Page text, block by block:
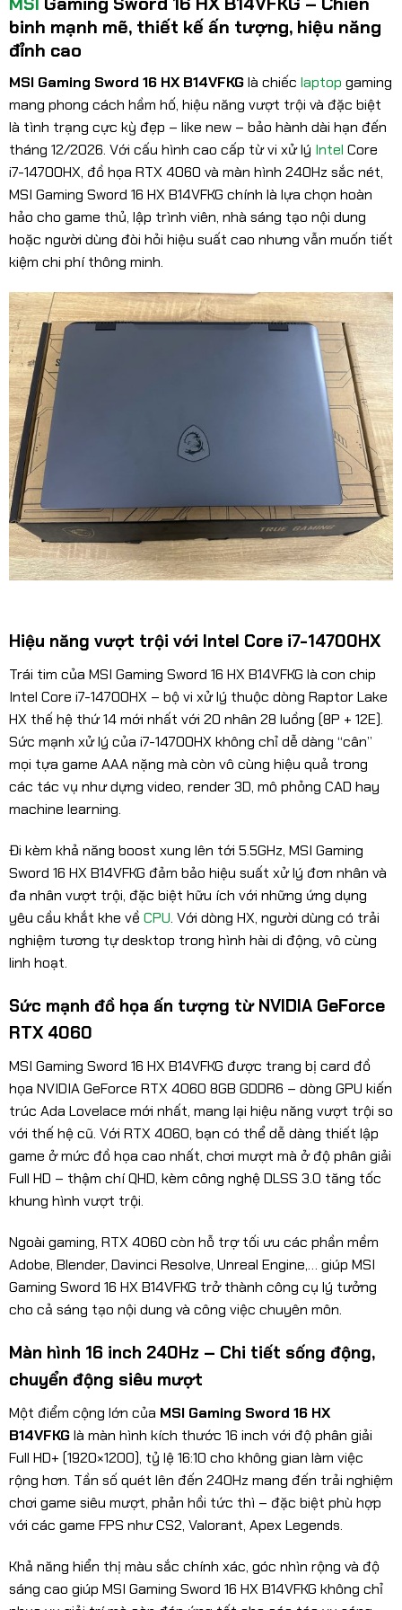
binh mạnh mẽ, thiết kế ấn tượng, hiệu năng
đỉnh cao
MSI Gaming Sword 16 HX B14VFKGlà chiếc laptop gaming
mang phong cách hầm hố, hiệu năng vượt trội và đặc biệt
là tình trạng cực kỳ đẹp – like new – bảo hành dài hạn đến
tháng 12/2026. Với cấu hình cao cấp từ vi xử lý Intel Core
i7-14700HX, đồ họa RTX 4060 và màn hình 240Hz sắc nét,
MSI Gaming Sword 16 HX B14VFKG chính là lựa chọn hoàn
hảo cho game thủ, lập trình viên, nhà sáng tạo nội dung
hoặc người dùng đòi hỏi hiệu suất cao nhưng vẫn muốn tiết
kiệm chi phí thông minh.
Hiệu năng vượt trội với Intel Core i7-14700HX
Trái tim của MSI Gaming Sword 16 HX B14VFKG là con chip
Intel Core i7-14700HX – bộ vi xử lý thuộc dòng Raptor Lake
HX thế hệ thứ 14 mới nhất với 20 nhân 28 luồng (8P + 12E).
Sức mạnh xử lý của i7-14700HX không chỉ dễ dàng “cân”
mọi tựa game AAA nặng mà còn vô cùng hiệu quả trong
các tác vụ như dựng video, render 3D, mô phỏng CAD hay
machine learning.
Đi kèm khả năng boost xung lên tới 5.5GHz, MSI Gaming
Sword 16 HX B14VFKG đảm bảo hiệu suất xử lý đơn nhân và
đa nhân vượt trội, đặc biệt hữu ích với những ứng dụng
yêu cầu khắt khe về CPU. Với dòng HX, người dùng có trải
nghiệm tương tự desktop trong hình hài di động, vô cùng
linh hoạt.
Sức mạnh đồ họa ấn tượng từ NVIDIA GeForce
RTX 4060
MSI Gaming Sword 16 HX B14VFKG được trang bị card đồ
họa NVIDIA GeForce RTX 4060 8GB GDDR6 – dòng GPU kiến
trúc Ada Lovelace mới nhất, mang lại hiệu năng vượt trội so
với thế hệ cũ. Với RTX 4060, bạn có thể dễ dàng thiết lập
game ở mức đồ họa cao nhất, chơi mượt mà ở độ phân giải
Full HD – thậm chí QHD, kèm công nghệ DLSS 3.0 tăng tốc
khung hình vượt trội.
Ngoài gaming, RTX 4060 còn hỗ trợ tối ưu các phần mềm
Adobe, Blender, Davinci Resolve, Unreal Engine,… giúp MSI
Gaming Sword 16 HX B14VFKG trở thành công cụ lý tưởng
cho cả sáng tạo nội dung và công việc chuyên môn.
Màn hình 16 inch 240Hz – Chi tiết sống động,
chuyển động siêu mượt
Một điểm cộng lớn của MSI Gaming Sword 16 HX
B14VFKGlà màn hình kích thước 16 inch với độ phân giải
Full HD+ (1920×1200), tỷ lệ 16:10 cho không gian làm việc
rộng hơn. Tần số quét lên đến 240Hz mang đến trải nghiệm
chơi game siêu mượt, phản hồi tức thì – đặc biệt phù hợp
với các game FPS như CS2, Valorant, Apex Legends.
Khả năng hiển thị màu sắc chính xác, góc nhìn rộng và độ
sáng cao giúp MSI Gaming Sword 16 HX B14VFKG không chỉ